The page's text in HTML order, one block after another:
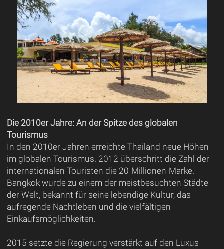
Die 2010er Jahre: An der Spitze des globalen
Tourismus
In den 2010er Jahren erreichte Thailand neue Höhen
im globalen Tourismus. 2012 überschritt die Zahl der
internationalen Touristen die 20-Millionen-Marke.
Bangkok wurde zu einem der meistbesuchten Städte
der Welt, bekannt für seine lebendige Kultur, das
aufregende Nachtleben und die vielfältigen
Einkaufsmöglichkeiten.
2015 setzte die Regierung verstärkt auf den Luxus-